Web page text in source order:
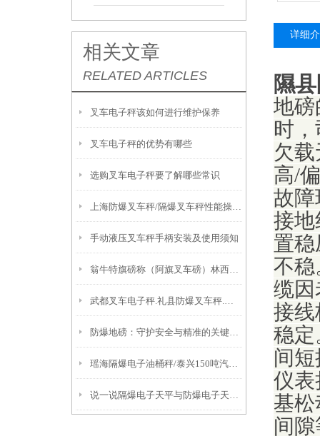
相关文章
RELATED ARTICLES
叉车电子秤该如何进行维护保养
叉车电子秤的优势有哪些
选购叉车电子秤要了解哪些常识
上海防爆叉车秤/隔爆叉车秤性能操作说明
手动液压叉车秤手柄安装及使用须知
翁牛特旗磅称（阿旗叉车磅）林西叉车电子秤原理
武都叉车电子秤.礼县防爆叉车秤.成县防爆秤原理
防爆地磅：守护安全与精准的关键设备
瑶海隔爆电子油桶秤/泰兴150吨汽车衡/淮安80吨吊秤/苏州吊秤
说一说隔爆电子天平与防爆电子天平的区别
详细
隰
地磅
时
欠
高/
故
接
置
不
缆
接线
稳
间
仪
基
间